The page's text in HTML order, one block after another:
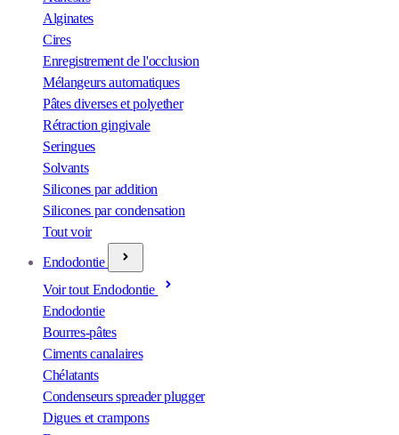
Alginates
Cires
Enregistrement de l'occlusion
Mélangeurs automatiques
Pâtes diverses et polyether
Rétraction gingivale
Seringues
Solvants
Silicones par addition
Silicones par condensation
Tout voir
Endodontie
Voir tout Endodontie
Endodontie
Bourres-pâtes
Ciments canalaires
Chélatants
Condenseurs spreader plugger
Digues et crampons